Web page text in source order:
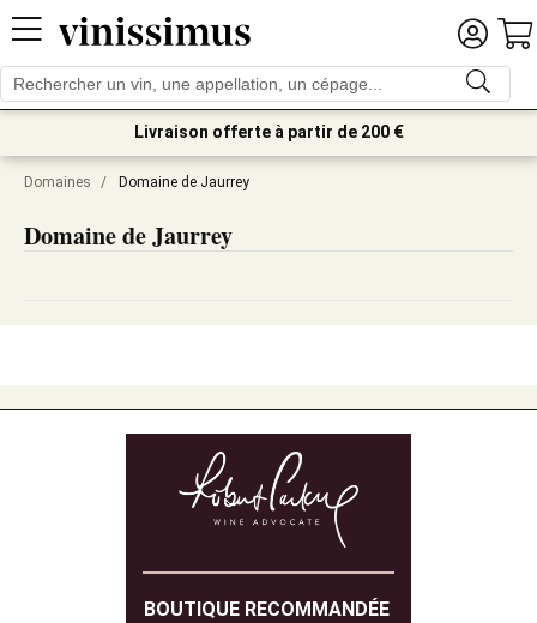
Livraison offerte à partir de 200 €
Domaines / Domaine de Jaurrey
Domaine de Jaurrey
BOUTIQUE RECOMMANDÉE